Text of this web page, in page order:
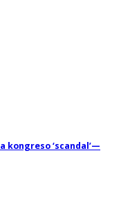
kongreso ‘scandal’—